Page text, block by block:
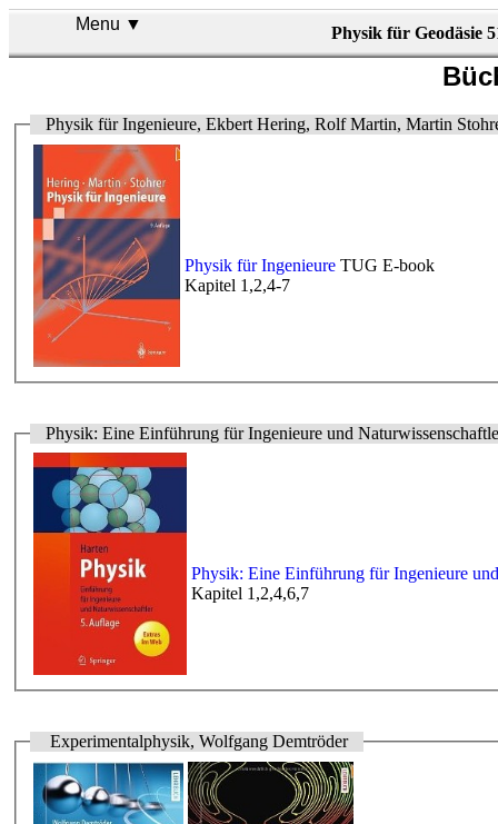
Menu ▼ Physik für Geodäsie
Physik für Ingenieure, Ekbert Hering, Rolf Martin, Martin
Physik für Ingenieure TUG E-book
Kapitel 1,2,4-7
Physik: Eine Einführung für Ingenieure und
Physik: Eine Einführung für Ingenieure
Kapitel 1,2,4,6,7
Experimentalphysik, Wolfgang Demtröder